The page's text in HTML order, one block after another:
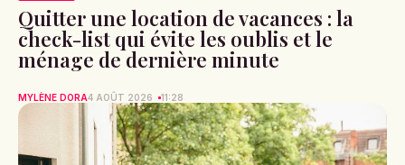
Quitter une location de vacances : la
check-list qui évite les oublis et le
ménage de dernière minute
MYLÈNE DORA4 AOÛT 2026 11:28